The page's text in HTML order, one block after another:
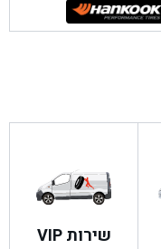
שירות VIP